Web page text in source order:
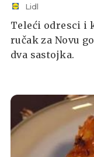
Lidl
Teleći odresci i
ručak za Novu
dva sastojka.